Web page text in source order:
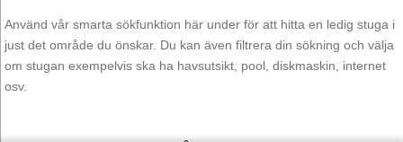
Använd vår smarta sökfunktion här under för att hitta en ledig stuga i
just det område du önskar. Du kan även filtrera din sökning och välja
om stugan exempelvis ska ha havsutsikt, pool, diskmaskin, internet
osv.